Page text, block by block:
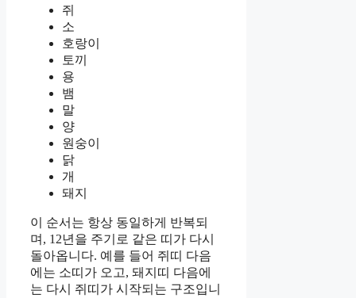
쥐
소
호랑이
토끼
용
뱀
말
양
원숭이
닭
개
돼지
이 순서는 항상 동일하게 반복되
며, 12년을 주기로 같은 띠가 다시
돌아옵니다. 예를 들어 쥐띠 다음
에는 소띠가 오고, 돼지띠 다음에
는 다시 쥐띠가 시작되는 구조입니